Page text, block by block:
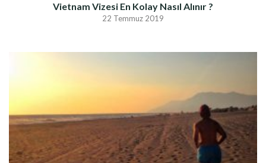
Vietnam Vizesi En Kolay Nasıl Alınır ?
22 Temmuz 2019